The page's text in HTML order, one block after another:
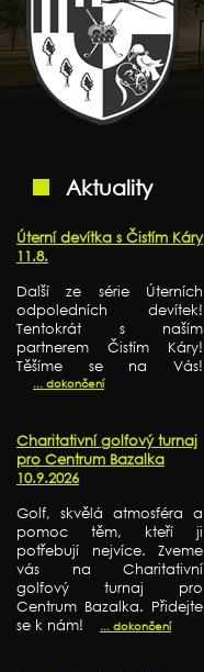
Aktuality
Úterní devítka s Čistím Káry
11.8.
Další ze série Úterních
odpoledních devítek!
Tentokrát s naším
partnerem Čistím Káry!
Těšíme se na Vás!
... dokončení
Charitativní golfový turnaj
pro Centrum Bazalka
10.9.2026
Golf, skvělá atmosféra a
pomoc těm, kteří ji
potřebují nejvíce. Zveme
vás na Charitativní
golfový turnaj pro
Centrum Bazalka. Přidejte
se k nám!
... dokončení